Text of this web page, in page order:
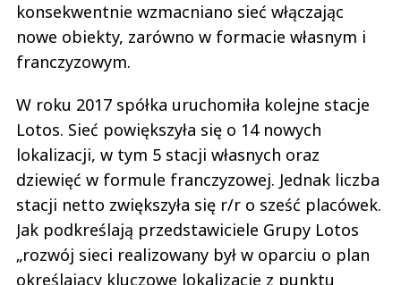
konsekwentnie wzmacniano sieć włączając
nowe obiekty, zarówno w formacie własnym i
franczyzowym.
W roku 2017 spółka uruchomiła kolejne stacje
Lotos. Sieć powiększyła się o 14 nowych
lokalizacji, w tym 5 stacji własnych oraz
dziewięć w formule franczyzowej. Jednak liczba
stacji netto zwiększyła się r/r o sześć placówek.
Jak podkreślają przedstawiciele Grupy Lotos
„rozwój sieci realizowany był w oparciu o plan
określający kluczowe lokalizacje z punktu